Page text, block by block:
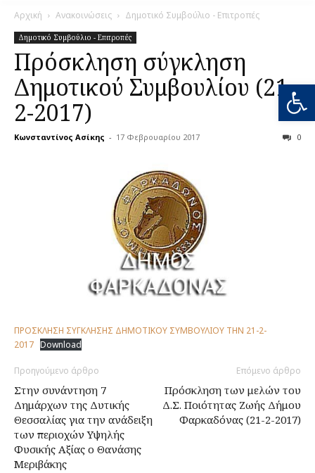
Αρχική Ανακοινώσεις Δημοτικό Συμβούλιο - Επιτροπές
Δημοτικό Συμβούλιο - Επιτροπές
Πρόσκληση σύγκληση
Δημοτικού Συμβουλίου (21-
2-2017)
Κωνσταντίνος Ασίκης - 17 Φεβρουαρίου 2017 0
ΠΡΟΣΚΛΗΣΗ ΣΥΓΚΛΗΣΗΣ ΔΗΜΟΤΙΚΟΥ ΣΥΜΒΟΥΛΙΟΥ ΤΗΝ 21-2-
2017 Download
Προηγούμενο άρθρο
Στην συνάντηση 7
Δημάρχων της Δυτικής
Θεσσαλίας για την ανάδειξη
των περιοχών Υψηλής
Φυσικής Αξίας ο Θανάσης
Μεριβάκης
Επόμενο άρθρο
Πρόσκληση των μελών του
Δ.Σ. Ποιότητας Ζωής Δήμου
Φαρκαδόνας (21-2-2017)